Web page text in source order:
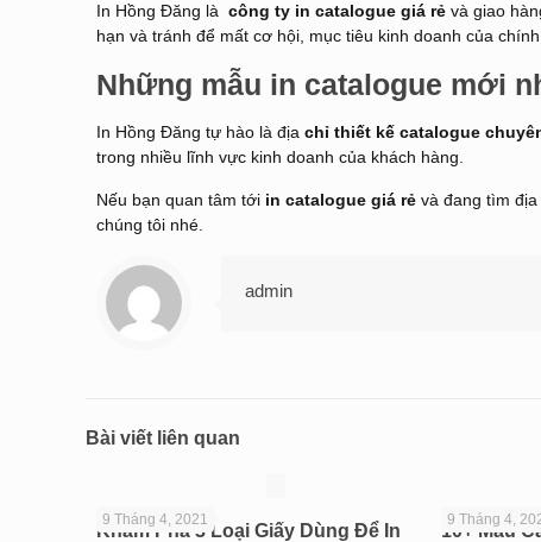
In Hồng Đăng là công ty in catalogue giá rẻvà giao
hạn và tránh để mất cơ hội, mục tiêu kinh doanh của
Những mẫu in catalogue mới
In Hồng Đăng tự hào là địa chỉ thiết kế catalogue
trong nhiều lĩnh vực kinh doanh của khách hàng.
Nếu bạn quan tâm tới in catalogue giá rẻvà đang tìm địa
chúng tôi nhé.
admin
Bài viết liên quan
9 Tháng 4, 2021
Khám Phá 3 Loại Giấy Dùng Để In
9 Tháng 4,
10+ Mẫu